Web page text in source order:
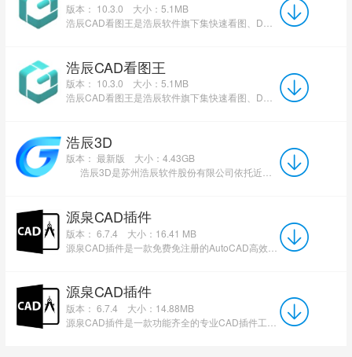
版本： 10.3.0
大小：5.1MB
浩辰CAD看图王
版本： 10.3.0
大小：5.1MB
浩辰3D
版本： 最新版
大小：4.43GB
源泉CAD插件
版本： 6.7.4
大小：16.41 MB
源泉CAD插件
版本： 6.7.4
大小：14.88MB